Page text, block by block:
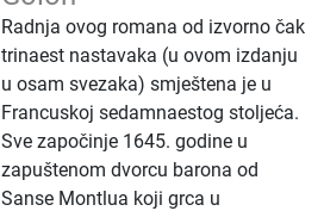
Radnja ovog romana od izvorno čak
trinaest nastavaka (u ovom izdanju
u osam svezaka) smještena je u
Francuskoj sedamnaestog stoljeća.
Sve započinje 1645. godine u
zapuštenom dvorcu barona od
Sanse Montlua koji grca u